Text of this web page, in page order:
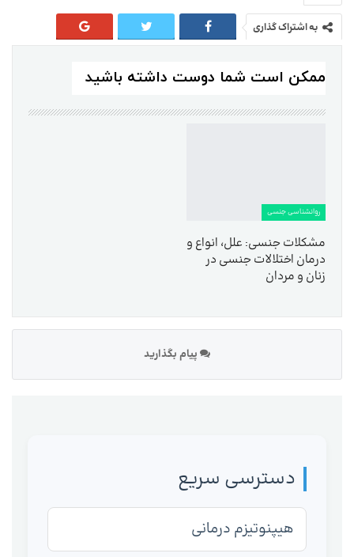
به اشتراک گذاری
ممکن است شما دوست داشته باشید
روانشناسی جنسی
مشکلات جنسی: علل، انواع و
درمان اختلالات جنسی در
زنان و مردان
پیام بگذارید
دسترسی سریع
هیپنوتیزم درمانی